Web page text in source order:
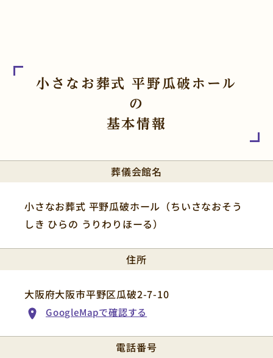
小さなお葬式 平野瓜破ホール
の
基本情報
葬儀会館名
小さなお葬式 平野瓜破ホール（ちいさなおそう
しき ひらの うりわりほーる）
住所
大阪府大阪市平野区瓜破2-7-10
GoogleMapで確認する
電話番号